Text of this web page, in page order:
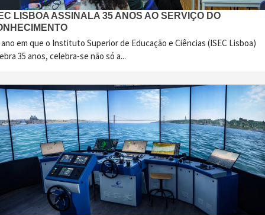
LISBOA ASSINALA 35 ANOS AO SERVIÇO DO
em que o Instituto Superior de Educação e Ciências (ISEC Lisboa)
35 anos, celebra-se não só a...